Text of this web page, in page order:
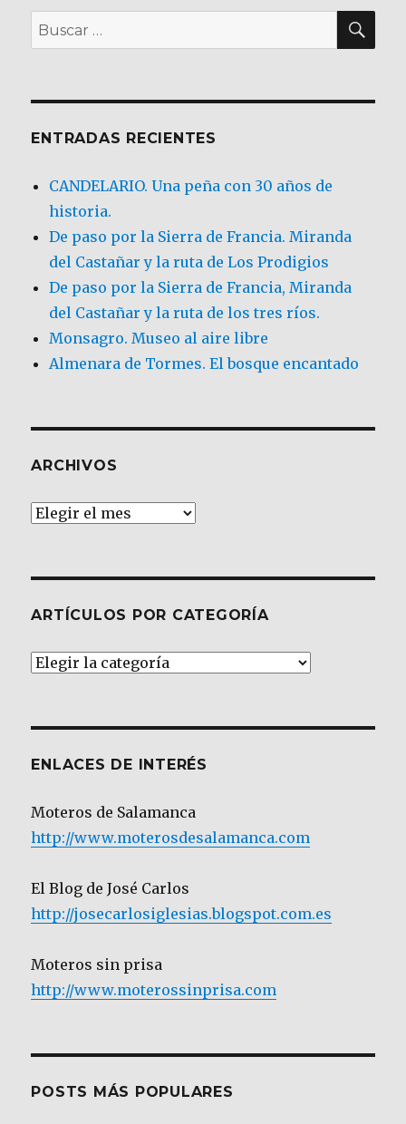
Buscar
por:
ENTRADAS RECIENTES
CANDELARIO. Una peña con 30 años de
historia.
De paso por la Sierra de Francia. Miranda
del Castañar y la ruta de Los Prodigios
De paso por la Sierra de Francia, Miranda
del Castañar y la ruta de los tres ríos.
Monsagro. Museo al aire libre
Almenara de Tormes. El bosque encantado
ARCHIVOS
Archivos
ARTÍCULOS POR CATEGORÍA
Artículos
ENLACES DE INTERÉS
Moteros de Salamanca
http://www.moterosdesalamanca.com
El Blog de José Carlos
http://josecarlosiglesias.blogspot.com.es
Moteros sin prisa
http://www.moterossinprisa.com
POSTS MÁS POPULARES